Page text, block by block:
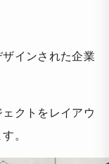
インされた企業
クトをレイアウ
。